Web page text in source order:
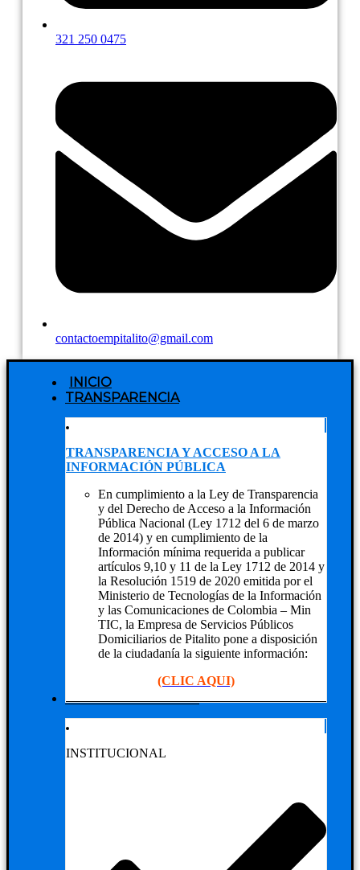
321 250 0475
contactoempitalito@gmail.com
INICIO
TRANSPARENCIA
TRANSPARENCIA Y ACCESO A LA
INFORMACIÓN PÚBLICA
En cumplimiento a la Ley de Transparencia
y del Derecho de Acceso a la Información
Pública Nacional (Ley 1712 del 6 de marzo
de 2014) y en cumplimiento de la
Información mínima requerida a publicar
artículos 9,10 y 11 de la Ley 1712 de 2014 y
la Resolución 1519 de 2020 emitida por el
Ministerio de Tecnologías de la Información
y las Comunicaciones de Colombia – Min
TIC, la Empresa de Servicios Públicos
Domiciliarios de Pitalito pone a disposición
de la ciudadanía la siguiente información:
(CLIC AQUI)
NUESTRA EMPRESA
INSTITUCIONAL